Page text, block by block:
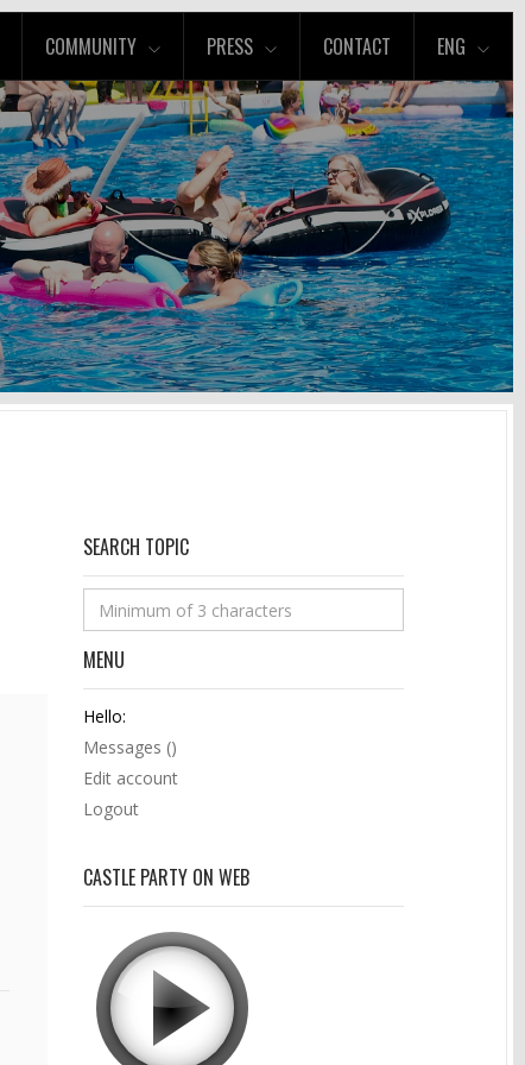
COMMUNITY PRESS CONTACT ENG
SEARCH TOPIC
MENU
Hello:
Messages ()
Edit account
Logout
CASTLE PARTY ON WEB